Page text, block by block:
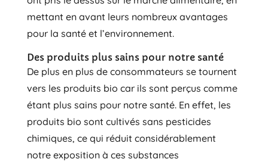
mettant en avant leurs nombreux avantages
pour la santé et l’environnement.
Des produits plus sains pour notre santé
De plus en plus de consommateurs se tournent
vers les produits bio car ils sont perçus comme
étant plus sains pour notre santé. En effet, les
produits bio sont cultivés sans pesticides
chimiques, ce qui réduit considérablement
notre exposition à ces substances